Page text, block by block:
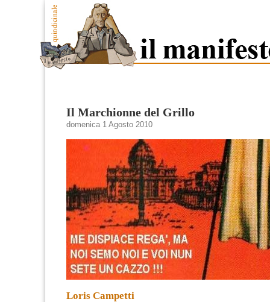
Il Marchionne del Grillo
domenica 1 Agosto 2010
Loris Campetti